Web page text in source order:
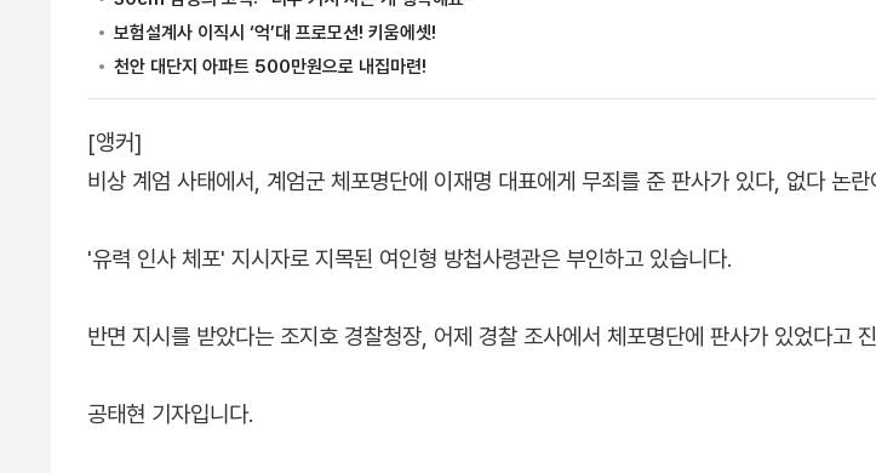
[앵커]
비상 계엄 사태에서, 계엄군 체포명단에 이재명 대표에게 무죄를 준 판사가 있다, 없다 논란
'유력 인사 체포' 지시자로 지목된 여인형 방첩사령관은 부인하고 있습니다.
반면 지시를 받았다는 조지호 경찰청장, 어제 경찰 조사에서 체포명단에 판사가 있었다고
공태현 기자입니다.